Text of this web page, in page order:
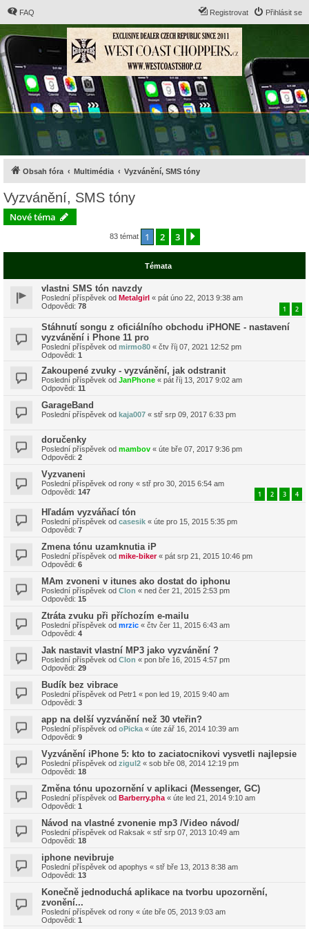
FAQ Přihlásit se
Registrovat
Obsah fóra Multimédia Vyzvánění, SMS tóny
Vyzvánění, SMS tóny
Nové téma
83 témat 1 2 3
Témata
vlastni SMS tón navzdy
Poslední příspěvek od Metalgirl « pát úno 22, 2013 9:38 am
Odpovědi: 78 1 2
Stáhnutí songu z oficiálního obchodu iPHONE - nastavení
vyzvánění i Phone 11 pro
Poslední příspěvek od mirmo80 « čtv říj 07, 2021 12:52 pm
Odpovědi: 1
Zakoupené zvuky - vyzvánění, jak odstranit
Poslední příspěvek od JanPhone « pát říj 13, 2017 9:02 am
Odpovědi: 11
GarageBand
Poslední příspěvek od kaja007 « stř srp 09, 2017 6:33 pm
doručenky
Poslední příspěvek od mambov « úte bře 07, 2017 9:36 pm
Odpovědi: 2
Vyzvaneni
Poslední příspěvek od rony « stř pro 30, 2015 6:54 am
Odpovědi: 147 1 2 3 4
Hľadám vyzváňací tón
Poslední příspěvek od casesik « úte pro 15, 2015 5:35 pm
Odpovědi: 7
Zmena tónu uzamknutia iP
Poslední příspěvek od mike-biker« pát srp 21, 2015 10:46 pm
Odpovědi: 6
MAm zvoneni v itunes ako dostat do iphonu
Poslední příspěvek od Clon « ned čer 21, 2015 2:53 pm
Odpovědi: 15
Ztráta zvuku při příchozím e-mailu
Poslední příspěvek od mrzic « čtv čer 11, 2015 6:43 am
Odpovědi: 4
Jak nastavit vlastní MP3 jako vyzvánění ?
Poslední příspěvek od Clon « pon bře 16, 2015 4:57 pm
Odpovědi: 29
Budík bez vibrace
Poslední příspěvek od Petr1 « pon led 19, 2015 9:40 am
Odpovědi: 3
app na delší vyzvánění než 30 vteřin?
Poslední příspěvek od oPicka « úte zář 16, 2014 10:39 am
Odpovědi: 9
Vyzvánění iPhone 5: kto to zaciatocnikovi vysvetli najlepsie
Poslední příspěvek od zigul2 « sob bře 08, 2014 12:19 pm
Odpovědi: 18
Změna tónu upozornění v aplikaci (Messenger, GC)
Poslední příspěvek od Barberry.pha « úte led 21, 2014 9:10 am
Odpovědi: 1
Návod na vlastné zvonenie mp3 /Video návod/
Poslední příspěvek od Raksak « stř srp 07, 2013 10:49 am
Odpovědi: 18
iphone nevibruje
Poslední příspěvek od apophys « stř bře 13, 2013 8:38 am
Odpovědi: 13
Konečně jednoduchá aplikace na tvorbu upozornění,
zvonění...
Poslední příspěvek od rony « úte bře 05, 2013 9:03 am
Odpovědi: 1